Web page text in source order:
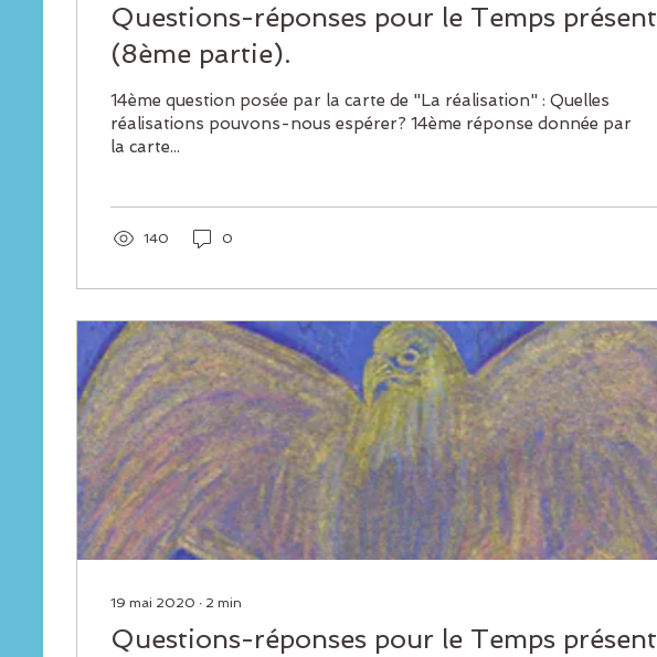
Questions-réponses pour le Temps présent
(8ème partie).
14ème question posée par la carte de "La réalisation" : Quelles
réalisations pouvons-nous espérer? 14ème réponse donnée par
la carte...
140 0
19 mai 2020 ∙ 2 min
Questions-réponses pour le Temps présent